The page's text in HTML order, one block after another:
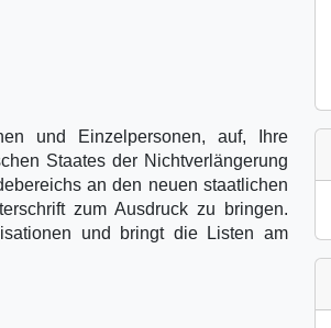
und Einzelpersonen, auf, Ihre
Staates der Nichtverlängerung
an den neuen staatlichen
zum Ausdruck zu bringen.
und bringt die Listen am